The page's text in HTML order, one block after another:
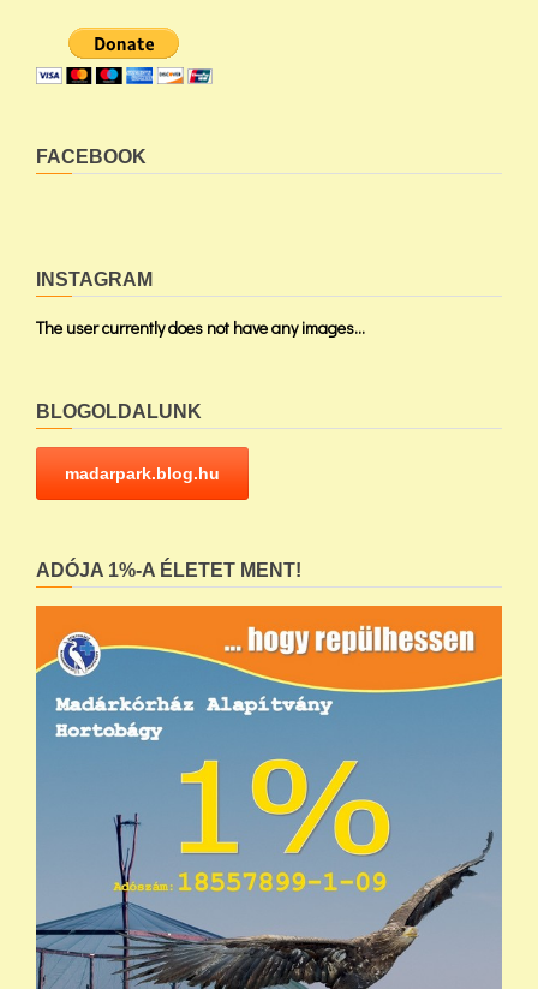
FACEBOOK
INSTAGRAM
The user currently does not have any images...
BLOGOLDALUNK
madarpark.blog.hu
ADÓJA 1%-A ÉLETET MENT!